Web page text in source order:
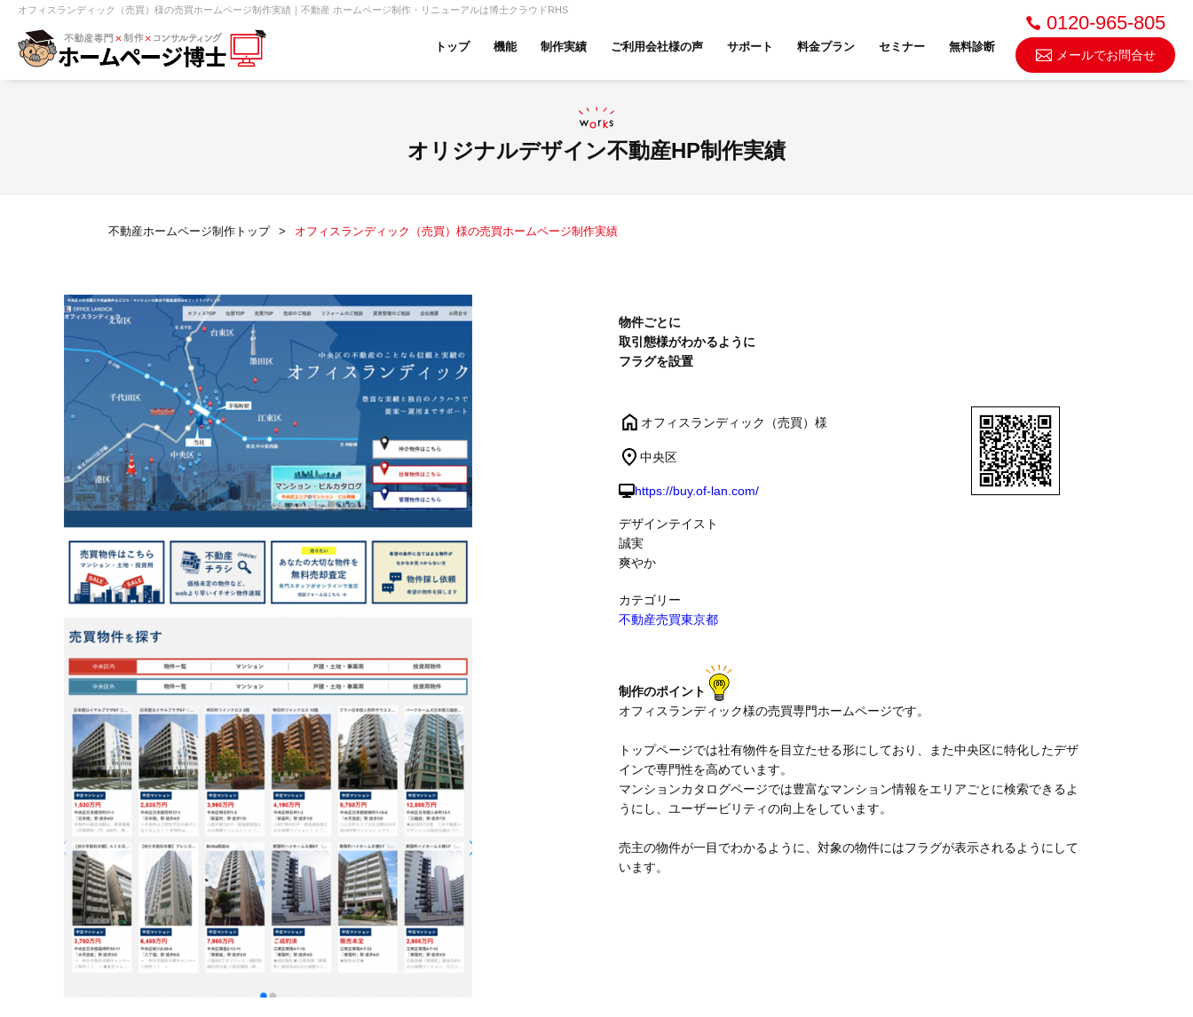
オフィスランディック（売買）様の売買ホームページ制作実績｜不動産 ホームページ制作・リニューアルは博士クラウドRHS
トップ 機能 制作実績
不動産投資・収益物件 建築・リフォーム テナント
賃貸管理オーナー向け 建築請負・中古リノベ
不動産動画制作事例 動画配信サイト制作事例
ご利用会社様の声 サポート 料金プラン セミナー 無料診断
0120-965-805
メールでお問合せ
オリジナルデザイン不動産HP制作実績
不動産ホームページ制作トップ オフィスランディック（売買）様の売買ホームページ制作実績
物件ごとに
取引態様がわかるように
フラグを設置
オフィスランディック（売買）様
中央区
https://buy.of-lan.com/
デザインテイスト
誠実
爽やか
カテゴリー
不動産売買東京都
制作のポイント
オフィスランディック様の売買専門ホームページです。
トップページでは社有物件を目立たせる形にしており、また中央区に特化したデザ
インで専門性を高めています。
マンションカタログページでは豊富なマンション情報をエリアごとに検索できるよ
うにし、ユーザービリティの向上をしています。
売主の物件が一目でわかるように、対象の物件にはフラグが表示されるようにして
います。